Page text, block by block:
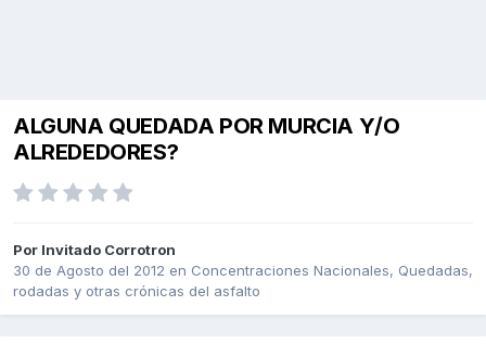
ALGUNA QUEDADA POR MURCIA Y/O
ALREDEDORES?
Por Invitado Corrotron
30 de Agosto del 2012 en Concentraciones Nacionales, Quedadas,
rodadas y otras crónicas del asfalto